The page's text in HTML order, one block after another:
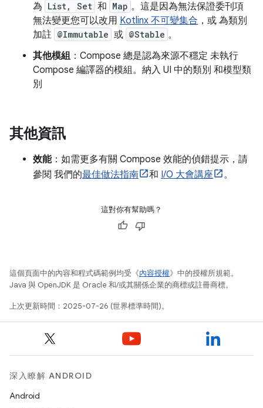
為 List, Set 和 Map 。這是因為無法保證委刊項
無法變更您可以改用 Kotlinx 不可變集合 ，或 為類別
加註 @Immutable 或 @Stable 。
其他模組：Compose 總是認為來源不穩定 未執行
Compose 編譯器的模組。納入 UI 中的類別 和模型類
別
其他資訊
效能：如需更多有關 Compose 效能的偵錯提示，請
參閱 我們的最佳做法指南 和 I/O 大會講座 。
這對你有幫助嗎？
這個頁面中的內容和程式碼範例均受《內容授權》中的授權所規範。
Java 與 OpenJDK 是 Oracle 和/或其關係企業的商標或註冊商標。
上次更新時間：2025-07-26 (世界標準時間)。
深入瞭解 ANDROID
Android